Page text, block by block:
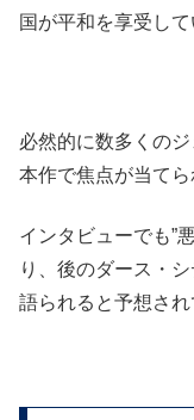
国が平和を享受し
必然的に数多くの
本作で焦点が当てら
インタビューでも”
り、後のダース・
語られると予想され